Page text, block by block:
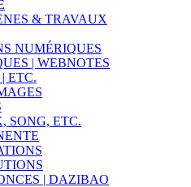
& TRAVAUX
NUMÉRIQUES
| WEBNOTES
ETC.
SONG, ETC.
| DAZIBAO